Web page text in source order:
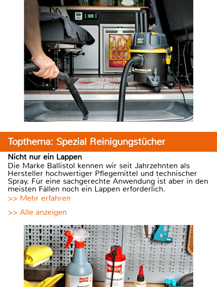
Topthema: Spezial Reinigungstücher
Nicht nur ein Lappen
Die Marke Ballistol kennen wir seit Jahrzehnten als
Hersteller hochwertiger Pflegemittel und technischer
Spray. Für eine sachgerechte Anwendung ist aber in den
meisten Fällen noch ein Lappen erforderlich.
>> Mehr erfahren
>> Alle anzeigen